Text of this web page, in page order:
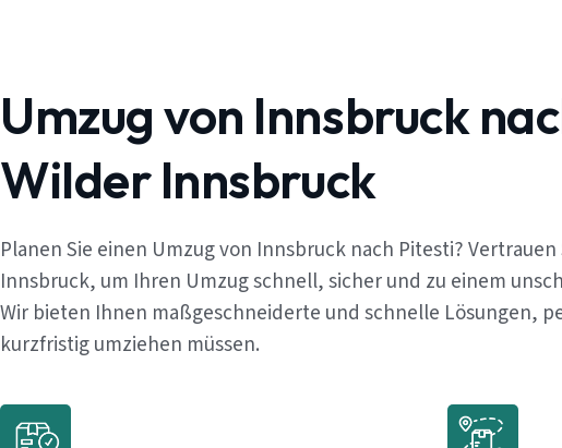
Umzug von Innsbruck
Wilder Innsbruck
Planen Sie einen Umzug von Innsbruck nach Pitesti?
Innsbruck, um Ihren Umzug schnell, sicher und zu einem
Wir bieten Ihnen maßgeschneiderte und schnelle Lösungen,
kurzfristig umziehen müssen.